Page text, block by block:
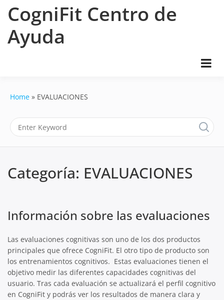
CogniFit Centro de
Ayuda
Home EVALUACIONES
Categoría: EVALUACIONES
Información sobre las evaluaciones
Las evaluaciones cognitivas son uno de los dos productos
principales que ofrece CogniFit. El otro tipo de producto son
los entrenamientos cognitivos. Estas evaluaciones tienen el
objetivo medir las diferentes capacidades cognitivas del
usuario. Tras cada evaluación se actualizará el perfil cognitivo
en CogniFit y podrás ver los resultados de manera clara y